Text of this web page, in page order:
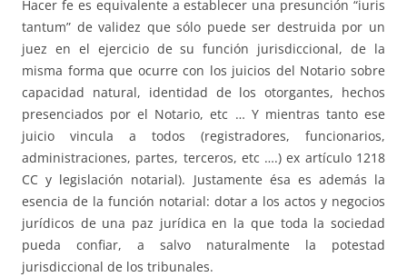
Hacer fe es equivalente a establecer una presunción “iuris
tantum” de validez que sólo puede ser destruida por un
juez en el ejercicio de su función jurisdiccional, de la
misma forma que ocurre con los juicios del Notario sobre
capacidad natural, identidad de los otorgantes, hechos
presenciados por el Notario, etc … Y mientras tanto ese
juicio vincula a todos (registradores, funcionarios,
administraciones, partes, terceros, etc ….) ex artículo 1218
CC y legislación notarial). Justamente ésa es además la
esencia de la función notarial: dotar a los actos y negocios
jurídicos de una paz jurídica en la que toda la sociedad
pueda confiar, a salvo naturalmente la potestad
jurisdiccional de los tribunales.